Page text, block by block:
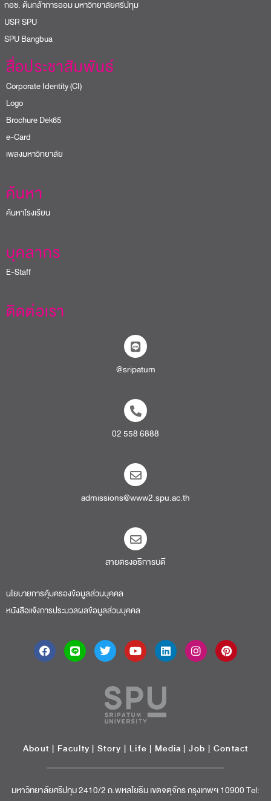
ช. ต้นกล้าการออม มหาวิทยาลัยศรีปทุม
SPU
Bangbua
สื่อประชาสัมพันธ์
Corporate Identity (CI)
Logo
Brochure Dek65
e-Card
เพลงมหาวิทยาลัย
ค้นหา
ค้นหาโรงเรียน
บุคลากร
E-Staff
ติดต่อเรา
@sripatum
02 558 6888
admissions@www2.spu.ac.th
สายตรงอธิการบดี​
นโยบายการคุ้มครองข้อมูลส่วนบุคคล
หนังสือแจ้งการประมวลผลข้อมูลส่วนบุคคล
About | Faculty | Story | Life | Media |Job | Contact
มหาวิทยาลัยศรีปทุม 2410/2 ถ.พหลโยธิน เขตจตุจักร กรุงเทพฯ 10900 Tel: